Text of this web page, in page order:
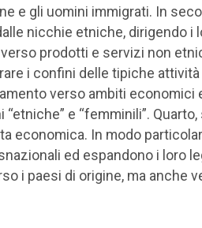
e gli uomini immigrati. In
nicchie etniche, dirigendo i
prodotti e servizi non
i confini delle tipiche
verso ambiti economici
e “femminili”. Quarto,
economica. In modo
ed espandono i loro
i paesi di origine, ma anche